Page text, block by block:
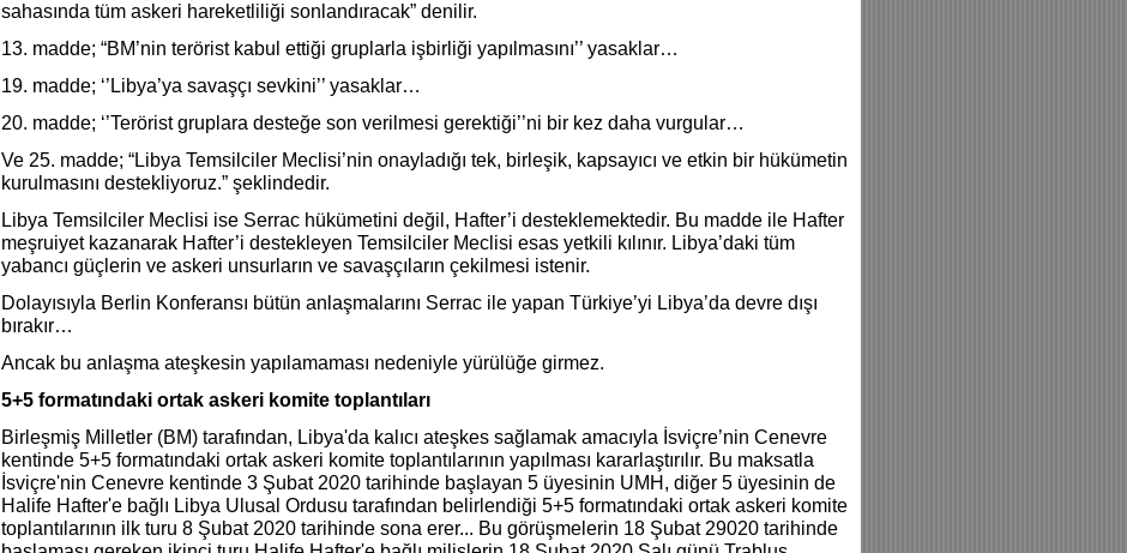
sahasında tüm askeri hareketliliği sonlandıracak” denilir.
13. madde; “BM’nin terörist kabul ettiği gruplarla işbirliği yapılmasını’’ yasaklar…
19. madde; ‘’Libya’ya savaşçı sevkini’’ yasaklar…
20. madde; ‘’Terörist gruplara desteğe son verilmesi gerektiği’’ni bir kez daha vurgular…
Ve 25. madde; “Libya Temsilciler Meclisi’nin onayladığı tek, birleşik, kapsayıcı ve etkin bir hükümetin
kurulmasını destekliyoruz.” şeklindedir.
Libya Temsilciler Meclisi ise Serrac hükümetini değil, Hafter’i desteklemektedir. Bu madde ile Hafter
meşruiyet kazanarak Hafter’i destekleyen Temsilciler Meclisi esas yetkili kılınır. Libya’daki tüm
yabancı güçlerin ve askeri unsurların ve savaşçıların çekilmesi istenir.
Dolayısıyla Berlin Konferansı bütün anlaşmalarını Serrac ile yapan Türkiye’yi Libya’da devre dışı
bırakır…
Ancak bu anlaşma ateşkesin yapılamaması nedeniyle yürülüğe girmez.
5+5 formatındaki ortak askeri komite toplantıları
Birleşmiş Milletler (BM) tarafından, Libya'da kalıcı ateşkes sağlamak amacıyla İsviçre’nin Cenevre
kentinde 5+5 formatındaki ortak askeri komite toplantılarının yapılması kararlaştırılır. Bu maksatla
İsviçre'nin Cenevre kentinde 3 Şubat 2020 tarihinde başlayan 5 üyesinin UMH, diğer 5 üyesinin de
Halife Hafter'e bağlı Libya Ulusal Ordusu tarafından belirlendiği 5+5 formatındaki ortak askeri komite
toplantılarının ilk turu 8 Şubat 2020 tarihinde sona erer... Bu görüşmelerin 18 Şubat 29020 tarihinde